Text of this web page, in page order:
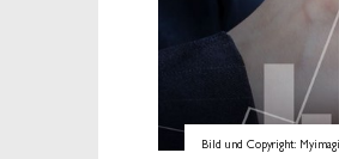
Bild und Copyright: